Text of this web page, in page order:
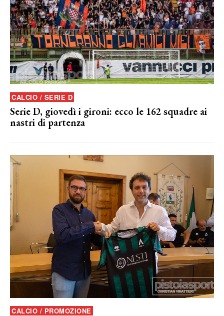
CALCIO / SERIE D
Serie D, giovedì i gironi: ecco le 162 squadre ai
nastri di partenza
CALCIO / PROMOZIONE